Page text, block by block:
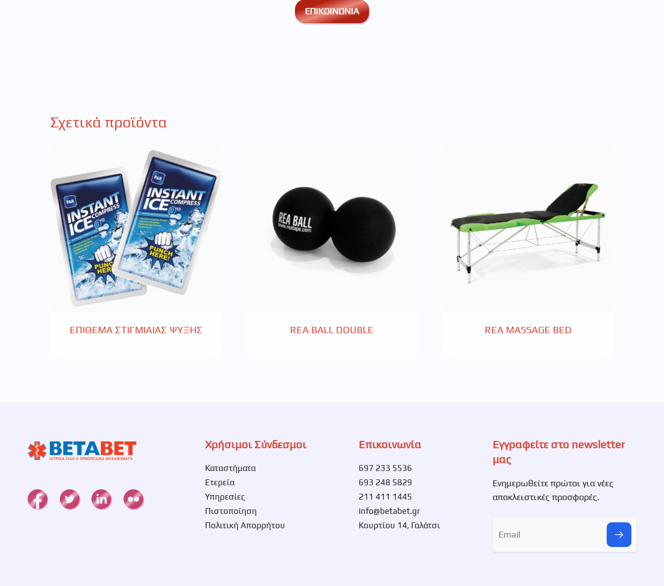
ΕΠΙΚΟΙΝΩΝΙΑ
Σχετικά προϊόντα
ΕΠΙΘΕΜΑ ΣΤΙΓΜΙΑΙΑΣ ΨΥΞΗΣ REA BALL DOUBLE REA MASSAGE BED
Χρήσιμοι Σύνδεσμοι
Καταστήματα
Ετερεία
Υπηρεσίες
Πιστοποίηση
Πολιτική Απορρήτου
Επικοινωνία
697 233 5536
693 248 5829
211 411 1445
info@betabet.gr
Κουρτίου 14, Γαλάτσι
Εγγραφείτε στο newsletter
μας
Ενημερωθείτε πρώτοι για νέες
αποκλειστικές προσφορές.